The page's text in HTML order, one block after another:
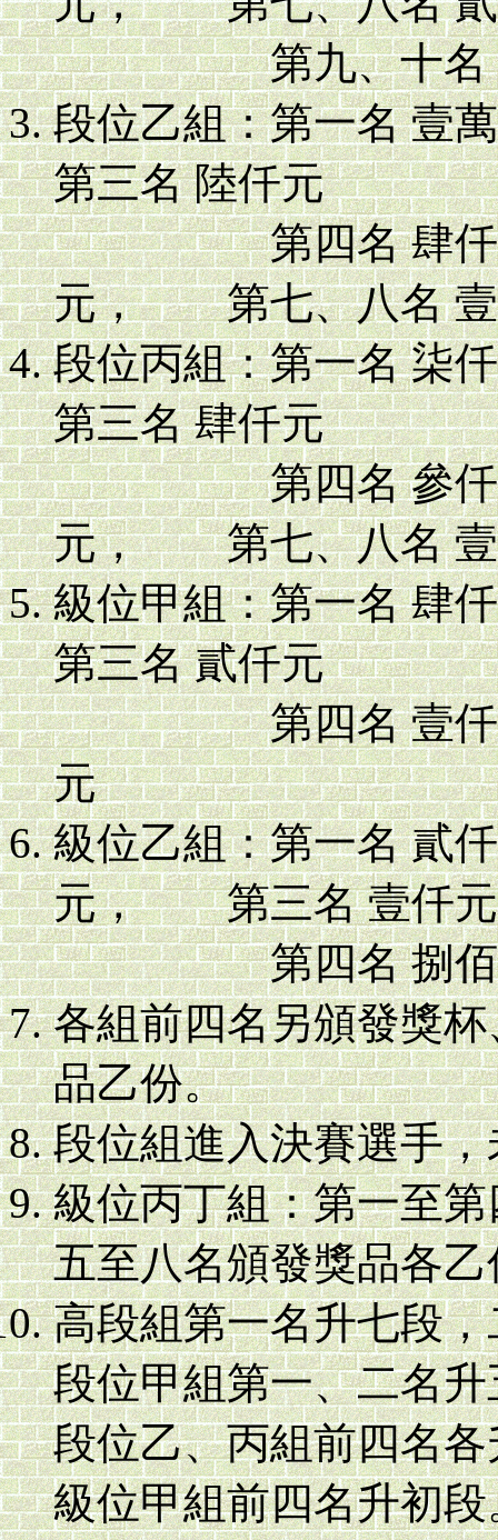
第九、十名
段位乙組：第一名
第三名 陸仟元
第四名 肆仟元
元， 第七、八名
段位丙組：第一名
第三名 肆仟元
第四名 參仟元
元， 第七、八名
級位甲組：第一名
第三名 貳仟元
第四名 壹仟伍
元
級位乙組：第一名
元， 第三名 壹仟元
第四名 捌佰元
各組前四名另頒發獎
品乙份。
段位組進入決賽選手
級位丙丁組：第一至
五至八名頒發獎品各乙
高段組第一名升七段
段位甲組第一、二名
段位乙、丙組前四名
級位甲組前四名升初